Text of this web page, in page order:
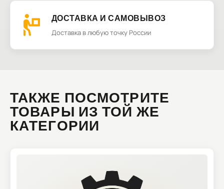
ДОСТАВКА И САМОВЫВОЗ
Доставка в любую точку России
ТАКЖЕ ПОСМОТРИТЕ
ТОВАРЫ ИЗ ТОЙ ЖЕ
КАТЕГОРИИ